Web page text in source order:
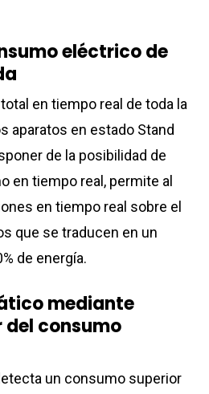
eléctrico de
en tiempo real de toda la
aparatos en estado Stand
de la posibilidad de
en tiempo real, permite al
en tiempo real sobre el
que se traducen en un
de energía.
mediante
consumo
un consumo superior